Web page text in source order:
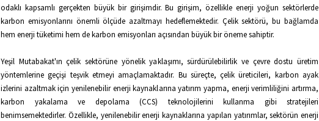
odaklı kapsamlı gerçekten büyük bir girişimdir. Bu girişim, özellikle enerji yoğun sektörlerde
karbon emisyonlarını önemli ölçüde azaltmayı hedeflemektedir. Çelik sektörü, bu bağlamda
hem enerji tüketimi hem de karbon emisyonları açısından büyük bir öneme sahiptir.
Yeşil Mutabakat'ın çelik sektörüne yönelik yaklaşımı, sürdürülebilirlik ve çevre dostu üretim
yöntemlerine geçişi teşvik etmeyi amaçlamaktadır. Bu süreçte, çelik üreticileri, karbon ayak
izlerini azaltmak için yenilenebilir enerji kaynaklarına yatırım yapma, enerji verimliliğini artırma,
karbon yakalama ve depolama (CCS) teknolojilerini kullanma gibi stratejileri
benimsemektedirler. Özellikle, yenilenebilir enerji kaynaklarına yapılan yatırımlar, sektörün enerji